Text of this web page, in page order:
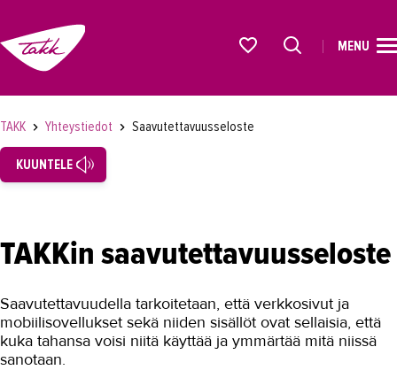
OPISKELIJAKSI
YRITYKSILLE
AJANKOHTAISTA
OMA TAKK
YHTEYSTIEDOT
MENU
TAKK Yhteystiedot Saavutettavuusseloste
KUUNTELE
TAKKin saavutettavuusseloste
Saavutettavuudella tarkoitetaan, että verkkosivut ja
mobiilisovellukset sekä niiden sisällöt ovat sellaisia, että
kuka tahansa voisi niitä käyttää ja ymmärtää mitä niissä
sanotaan.